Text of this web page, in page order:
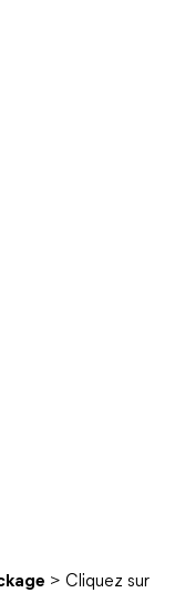
> Cliquez sur